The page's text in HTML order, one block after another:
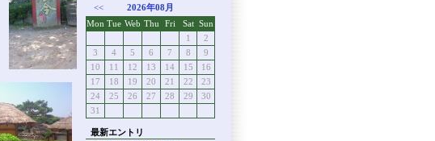
<<
2026年08月
Mon Tue Web Thu Fri Sat Sun
1
2
3
4 5 6 7 8
9
10
11 12 13 14 15
16
17
18 19 20 21 22
23
24
25 26 27 28 29
30
31
最新エントリ